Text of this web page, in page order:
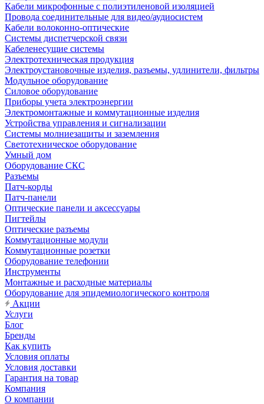
Кабели микрофонные с полиэтиленовой изоляцией
Провода соединительные для видео/аудиосистем
Кабели волоконно-оптические
Системы диспетчерской связи
Кабеленесущие системы
Электротехническая продукция
Электроустановочные изделия, разъемы, удлинители, фильтры
Модульное оборудование
Силовое оборудование
Приборы учета электроэнергии
Электромонтажные и коммутационные изделия
Устройства управления и сигнализации
Системы молниезащиты и заземления
Светотехническое оборудование
Умный дом
Оборудование СКС
Разъемы
Патч-корды
Патч-панели
Оптические панели и аксессуары
Пигтейлы
Оптические разъемы
Коммутационные модули
Коммутационные розетки
Оборудование телефонии
Инструменты
Монтажные и расходные материалы
Оборудование для эпидемиологического контроля
Акции
Услуги
Блог
Бренды
Как купить
Условия оплаты
Условия доставки
Гарантия на товар
Компания
О компании